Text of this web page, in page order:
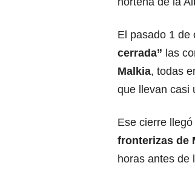
El pasado 1 de
cerrada” las
Malkia, todas
que llevan casi
Ese cierre
fronterizas de
horas antes de